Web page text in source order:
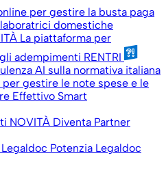
per gestire la busta paga
domestiche
La piattaforma per
adempimenti RENTRI
AI sulla normativa italiana
per gestire le note spese e le
Effettivo Smart
NOVITÀ Diventa Partner
Potenzia Legaldoc